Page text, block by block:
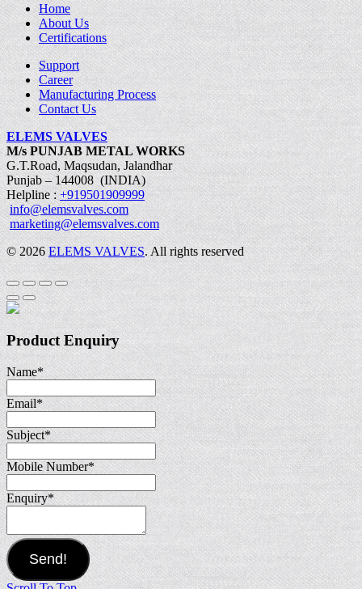
Home
About Us
Certifications
Support
Career
Manufacturing Process
Contact Us
ELEMS VALVES
M/s PUNJAB METAL WORKS
G.T.Road, Maqsudan, Jalandhar
Punjab – 144008 (INDIA)
Helpline : +919501909999
info@elemsvalves.com
marketing@elemsvalves.com
© 2026 ELEMS VALVES. All rights reserved
Product Enquiry
Name*
Email*
Subject*
Mobile Number*
Enquiry*
Send!